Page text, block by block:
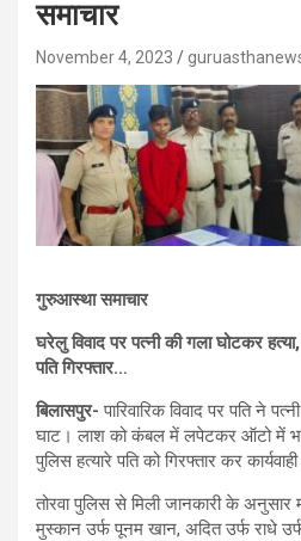
समाचार
November 4, 2023
गुरुआस्था समाचार
घरेलु विवाद पर पत्नी की गला घोटकर
पति गिरफ्तार…
बिलासपुर- पारिवारिक विवाद पर पति ने
घाट। लाश को कंबल में लपेटकर ऑटो में
पुलिस हत्यारे पति को गिरफ्तार कर
तोरवा पुलिस से मिली जानकारी के अनुसार
मुस्कान उर्फ पूनम खान, अदित उर्फ राधे